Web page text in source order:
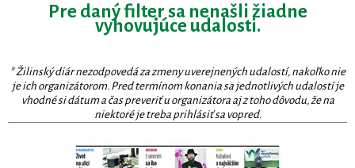
Pre daný filter sa nenašli žiadne
vyhovujúce udalosti.
* Žilinský diár nezodpovedá za zmeny uverejnených udalostí, nakoľko nie
je ich organizátorom. Pred termínom konania sa jednotlivých udalostí je
vhodné si dátum a čas preveriť u organizátora aj z toho dôvodu, že na
niektoré je treba prihlásiť sa vopred.